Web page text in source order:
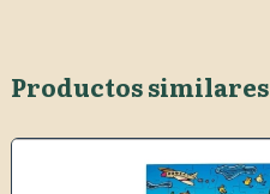
Productos similares